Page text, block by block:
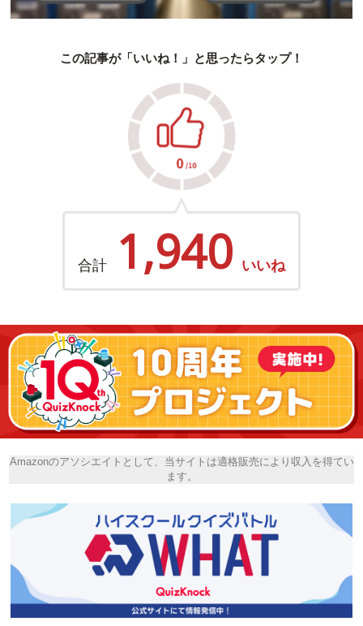
この記事が「いいね！」と思ったらタップ！
合計 1,940 いいね
Amazonのアソシエイトとして、当サイトは適格販売により収入を得てい
ます。